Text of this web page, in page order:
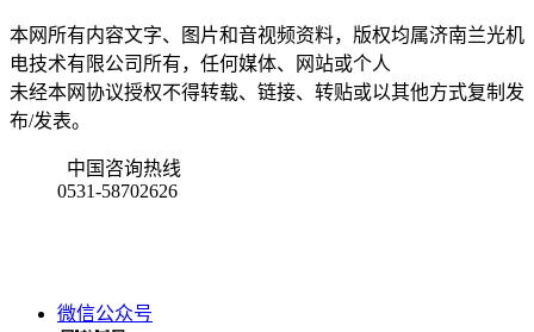
本网所有内容文字、图片和音视频资料，版权均属济南兰光机
电技术有限公司所有，任何媒体、网站或个人
未经本网协议授权不得转载、链接、转贴或以其他方式复制发
布/发表。
中国咨询热线
0531-58702626
微信公众号